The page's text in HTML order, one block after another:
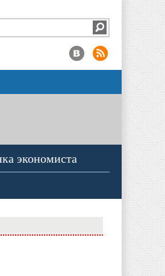
экономиста